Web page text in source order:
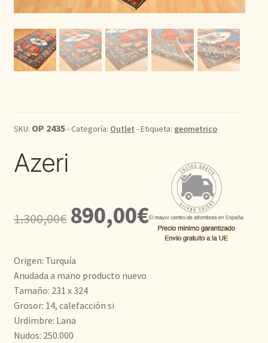
Redondas
Pasillo
SKU: OP 2435- Categoría: Outlet - Etiqueta: geometrico
Azeri
1.300,00€
El
precio
era:
1.300,00€.
890,00€El
precio
Origen: Turquía
Anudada a mano producto nuevo
Tamaño: 231 x 324
Grosor: 14, calefacción si
Urdimbre: Lana
Nudos: 250.000